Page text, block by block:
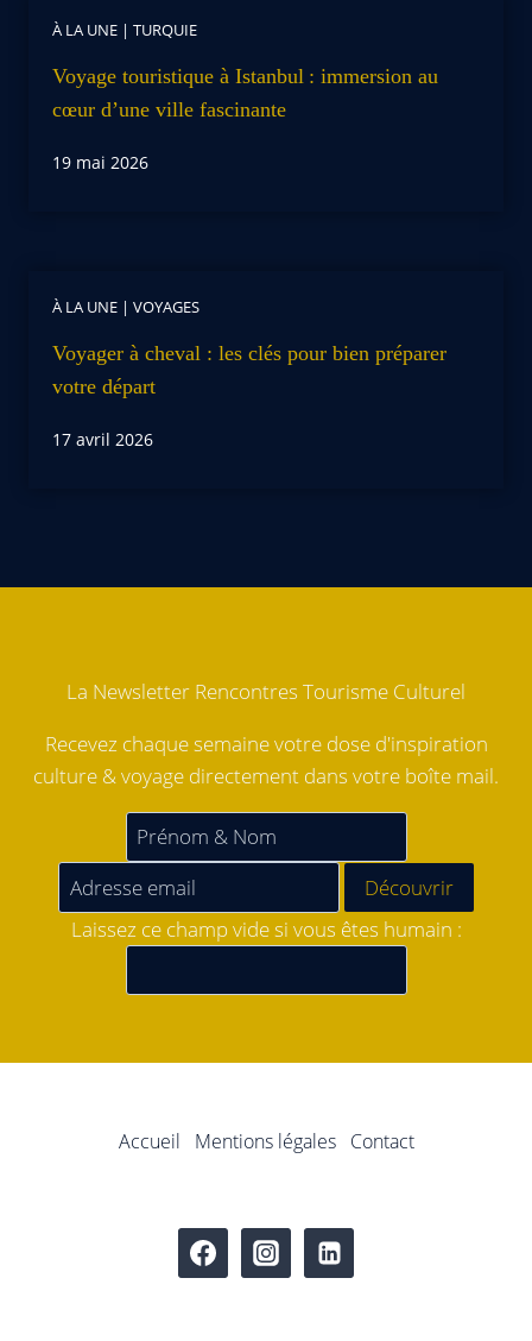
À LA UNE | TURQUIE
Voyage touristique à Istanbul : immersion au
cœur d’une ville fascinante
19 mai 2026
À LA UNE | VOYAGES
Voyager à cheval : les clés pour bien préparer
votre départ
17 avril 2026
La Newsletter Rencontres Tourisme Culturel
Recevez chaque semaine votre dose d'inspiration
culture & voyage directement dans votre boîte mail.
Laissez ce champ vide si vous êtes humain :
Accueil Mentions légales Contact